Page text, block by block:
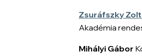
Zsuráfszky
Akadémia
Mihályi Gábor